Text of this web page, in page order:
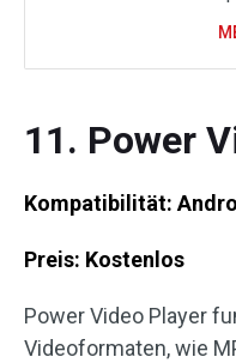
11. Power
Kompatibilität:
Preis: Kostenlos
Power Video Player
Videoformaten, wie